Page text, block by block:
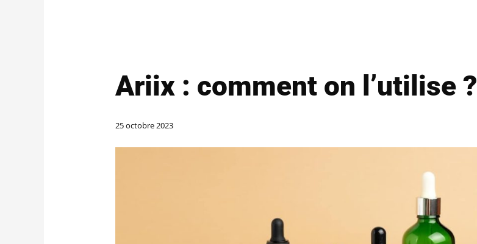
Ariix : comment on l’utilise ?
25 octobre 2023